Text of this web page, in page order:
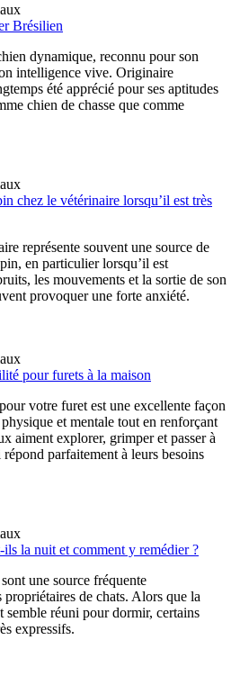
Brésilien
dynamique, reconnu pour son
intelligence vive. Originaire
été apprécié pour ses aptitudes
chien de chasse que comme
chez le vétérinaire lorsqu’il est très
représente souvent une source de
en particulier lorsqu’il est
les mouvements et la sortie de son
provoquer une forte anxiété.
pour furets à la maison
votre furet est une excellente façon
et mentale tout en renforçant
aiment explorer, grimper et passer à
parfaitement à leurs besoins
la nuit et comment y remédier ?
une source fréquente
de chats. Alors que la
semble réuni pour dormir, certains
expressifs.